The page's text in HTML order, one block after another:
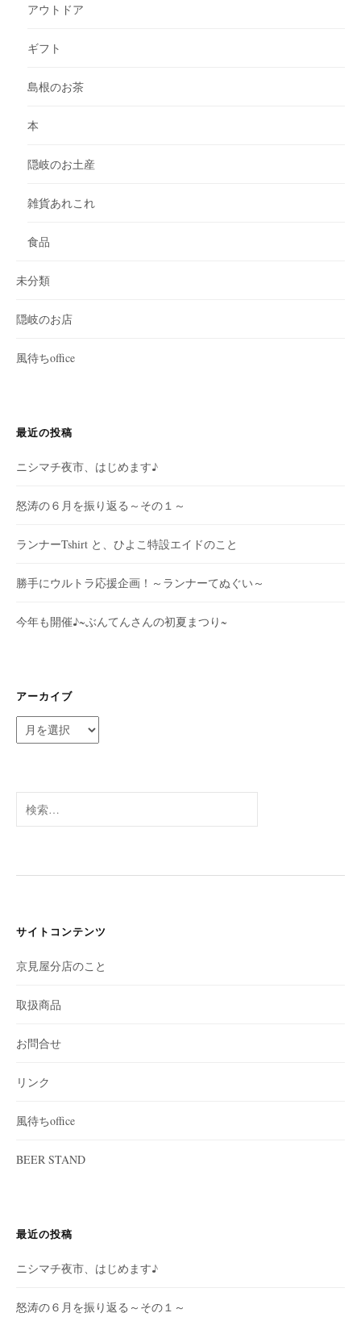
アウトドア
ギフト
島根のお茶
本
隠岐のお土産
雑貨あれこれ
食品
未分類
隠岐のお店
風待ちoffice
最近の投稿
ニシマチ夜市、はじめます♪
怒涛の６月を振り返る～その１～
ランナーTshirt と、ひよこ特設エイドのこと
勝手にウルトラ応援企画！～ランナーてぬぐい～
今年も開催♪~ぶんてんさんの初夏まつり~
アーカイブ
ー
ブ
索:
サイトコンテンツ
京見屋分店のこと
取扱商品
お問合せ
リンク
風待ちoffice
BEER STAND
最近の投稿
ニシマチ夜市、はじめます♪
怒涛の６月を振り返る～その１～